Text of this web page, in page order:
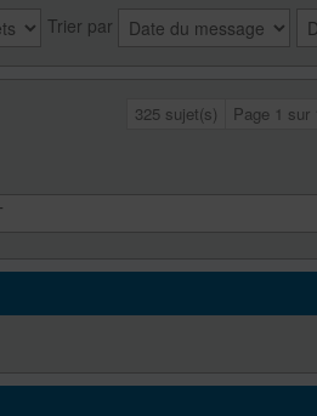
Trier par
325 sujet(s) Page 1 sur